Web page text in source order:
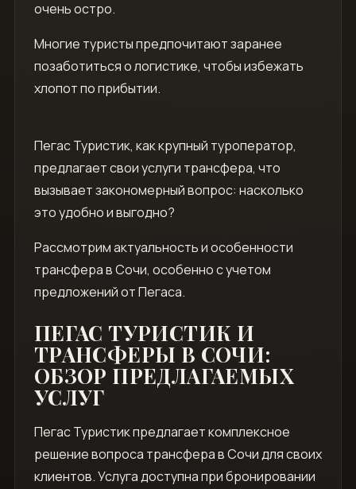
очень остро.
Многие туристы предпочитают заранее
позаботиться о логистике, чтобы избежать
хлопот по прибытии.
Пегас Туристик, как крупный туроператор,
предлагает свои услуги трансфера, что
вызывает закономерный вопрос: насколько
это удобно и выгодно?
Рассмотрим актуальность и особенности
трансфера в Сочи, особенно с учетом
предложений от Пегаса.
ПЕГАС ТУРИСТИК И
ТРАНСФЕРЫ В СОЧИ:
ОБЗОР ПРЕДЛАГАЕМЫХ
УСЛУГ
Пегас Туристик предлагает комплексное
решение вопроса трансфера в Сочи для своих
клиентов. Услуга доступна при бронировании